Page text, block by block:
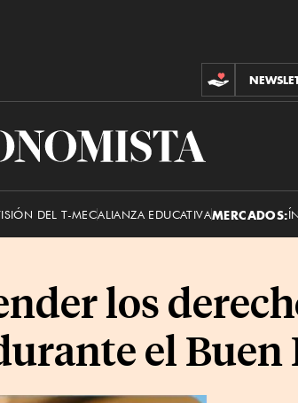
El
DEL T-MECALIANZA EDUCATIVAMERCADOS:
los
el Buen